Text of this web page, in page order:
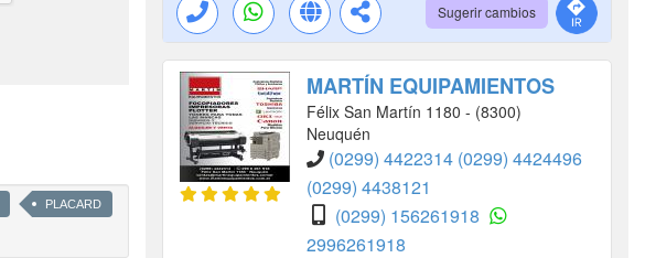
PLACARD
Sugerir cambios
MARTÍN EQUIPAMIENTOS
Félix San Martín 1180 - (8300)
Neuquén
(0299) 4422314 (0299) 4424496
(0299) 4438121
(0299) 156261918
2996261918